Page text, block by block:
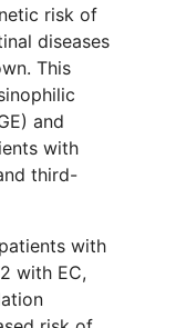
risk of
diseases
This
and
with
third-
with
with EC,